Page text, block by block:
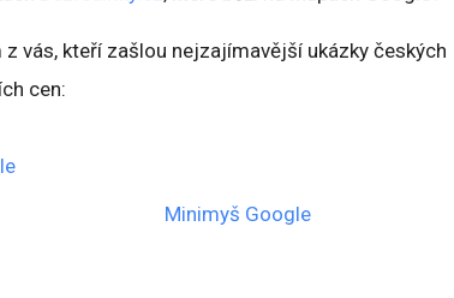
vás, kteří zašlou nejzajímavější ukázky českých
cen:
Minimyš Google